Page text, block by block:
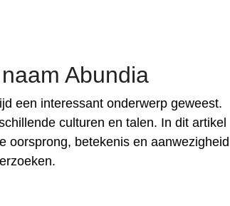
Abundia
een interessant onderwerp geweest.
culturen en talen. In dit artikel
oorsprong, betekenis en aanwezigheid